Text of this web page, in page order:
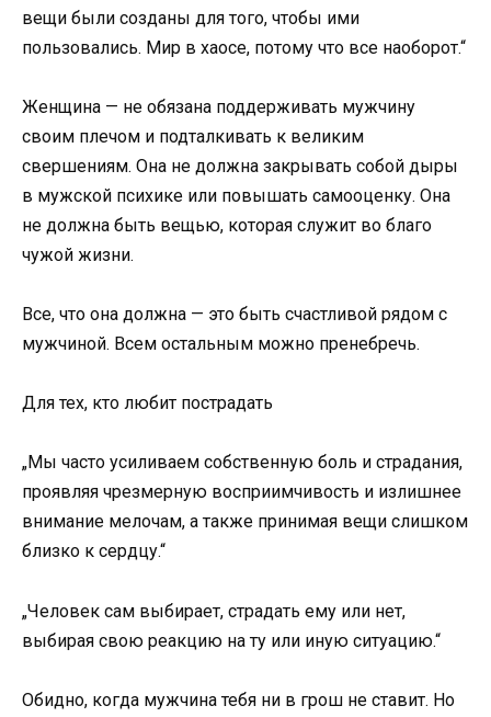
вещи были созданы для того, чтобы ими
пользовались. Мир в хаосе, потому что все наоборот.“
Женщина — не обязана поддерживать мужчину
своим плечом и подталкивать к великим
свершениям. Она не должна закрывать собой дыры
в мужской психике или повышать самооценку. Она
не должна быть вещью, которая служит во благо
чужой жизни.
Все, что она должна — это быть счастливой рядом с
мужчиной. Всем остальным можно пренебречь.
Для тех, кто любит пострадать
„Мы часто усиливаем собственную боль и страдания,
проявляя чрезмерную восприимчивость и излишнее
внимание мелочам, а также принимая вещи слишком
близко к сердцу.“
„Человек сам выбирает, страдать ему или нет,
выбирая свою реакцию на ту или иную ситуацию.“
Обидно, когда мужчина тебя ни в грош не ставит. Но